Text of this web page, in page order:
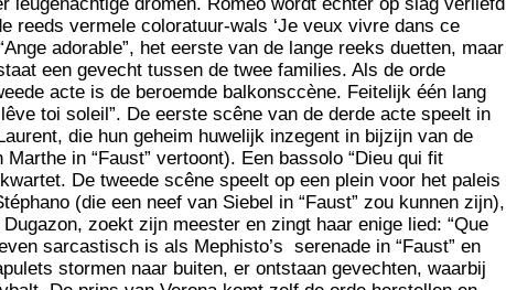
reeds vermele coloratuur-wals ‘Je veux vivre dans ce
adorable”, het eerste van de lange reeks duetten, maar
een gevecht tussen de twee families. Als de orde
acte is de beroemde balkonsccène. Feitelijk één lang
toi soleil”. De eerste scêne van de derde acte speelt in
die hun geheim huwelijk inzegent in bijzijn van de
in “Faust” vertoont). Een bassolo “Dieu qui fit
De tweede scêne speelt op een plein voor het paleis
(die een neef van Siebel in “Faust” zou kunnen zijn),
zoekt zijn meester en zingt haar enige lied: “Que
sarcastisch is als Mephisto’s serenade in “Faust” en
stormen naar buiten, er ontstaan gevechten, waarbij